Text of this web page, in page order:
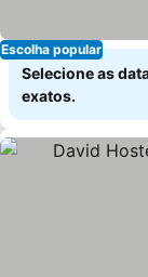
Escolha popular
Selecione as
exatos.